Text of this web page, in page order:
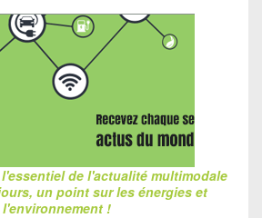
de l'actualité multimodale
un point sur les énergies et
l'environnement !